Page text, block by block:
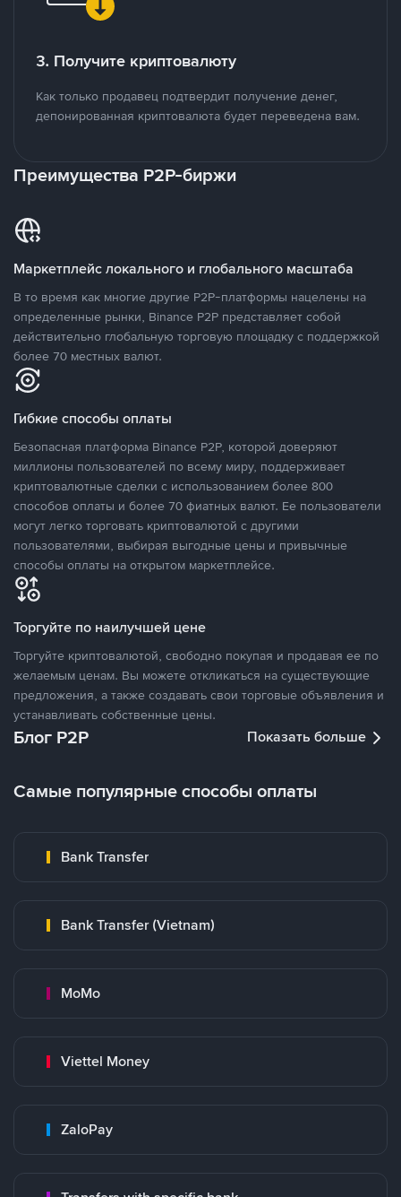
3. Получите криптовалюту
Как только продавец подтвердит получение денег,
депонированная криптовалюта будет переведена вам.
Преимущества P2P-биржи
Маркетплейс локального и глобального масштаба
В то время как многие другие P2P-платформы нацелены на
определенные рынки, Binance P2P представляет собой
действительно глобальную торговую площадку с поддержкой
более 70 местных валют.
Гибкие способы оплаты
Безопасная платформа Binance P2P, которой доверяют
миллионы пользователей по всему миру, поддерживает
криптовалютные сделки с использованием более 800
способов оплаты и более 70 фиатных валют. Ее пользователи
могут легко торговать криптовалютой с другими
пользователями, выбирая выгодные цены и привычные
способы оплаты на открытом маркетплейсе.
Торгуйте по наилучшей цене
Торгуйте криптовалютой, свободно покупая и продавая ее по
желаемым ценам. Вы можете откликаться на существующие
предложения, а также создавать свои торговые объявления и
устанавливать собственные цены.
Блог P2P Показать больше
Самые популярные способы оплаты
Bank Transfer
Bank Transfer (Vietnam)
MoMo
Viettel Money
ZaloPay